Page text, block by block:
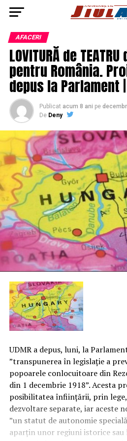
AFACERI
LOVITURĂ de
pentru România.
depus la Parlament
Publicat acum 8 ani pe
De Deny
UDMR a depus, luni, la
”transpunerea în legislaţie a
popoarele conlocuitoare din
din 1 decembrie 1918”. Acesta
posibilitatea înfiinţării, prin
dezvoltare separate, iar aceste
”un statut de autonomie
aparţin unor regiuni istorice